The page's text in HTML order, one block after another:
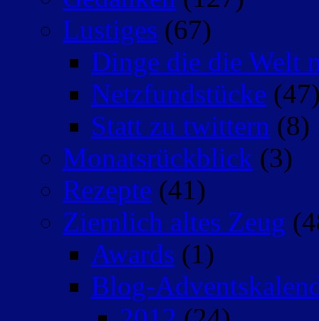
Lustiges (67)
Dinge die die Welt
Netzfundstücke
Statt zu twittern (8)
Monatsrückblick (3)
Rezepte (41)
Ziemlich altes Zeug
Awards (1)
Blog-